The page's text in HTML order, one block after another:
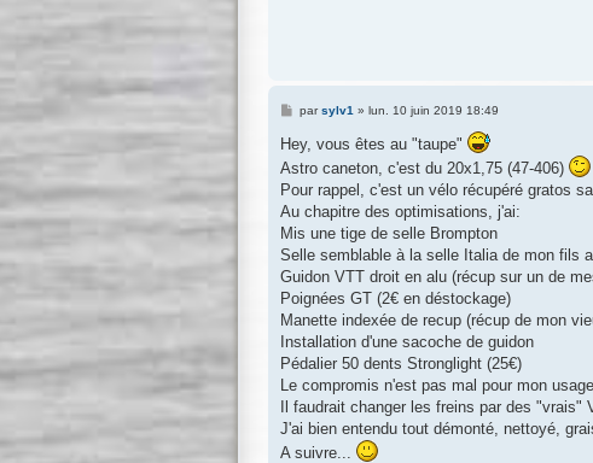
M
s
a
e
parsylv1 » lun. 10 juin 2019 18:49
Hey, vous êtes au "taupe"
Astro caneton, c'est du 20x1,75 (47-406)
Pour rappel, c'est un vélo récupéré gratos
Au chapitre des optimisations, j'ai:
Mis une tige de selle Brompton
Selle semblable à la selle Italia de mon fils
Guidon VTT droit en alu (récup sur un de
Poignées GT (2€ en déstockage)
Manette indexée de recup (récup de mon
Installation d'une sacoche de guidon
Pédalier 50 dents Stronglight (25€)
Le compromis n'est pas mal pour mon usage.
Il faudrait changer les freins par des "vrais"
J'ai bien entendu tout démonté, nettoyé,
A suivre...